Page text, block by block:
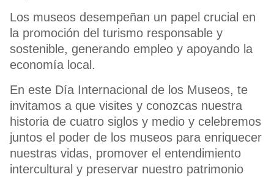
Los museos desempeñan un papel crucial en
la promoción del turismo responsable y
sostenible, generando empleo y apoyando la
economía local.
En este Día Internacional de los Museos, te
invitamos a que visites y conozcas nuestra
historia de cuatro siglos y medio y celebremos
juntos el poder de los museos para enriquecer
nuestras vidas, promover el entendimiento
intercultural y preservar nuestro patrimonio